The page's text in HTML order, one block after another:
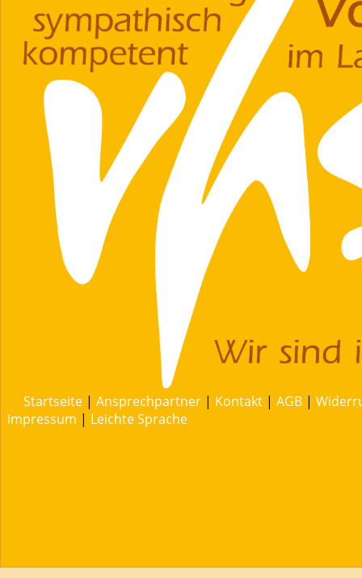
Startseite | Ansprechpartner | Kontakt | AGB |
Impressum | Leichte Sprache